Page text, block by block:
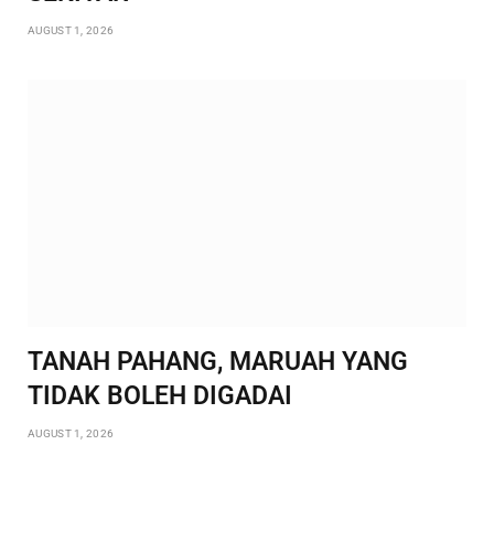
AUGUST 1, 2026
TANAH PAHANG, MARUAH YANG
TIDAK BOLEH DIGADAI
AUGUST 1, 2026